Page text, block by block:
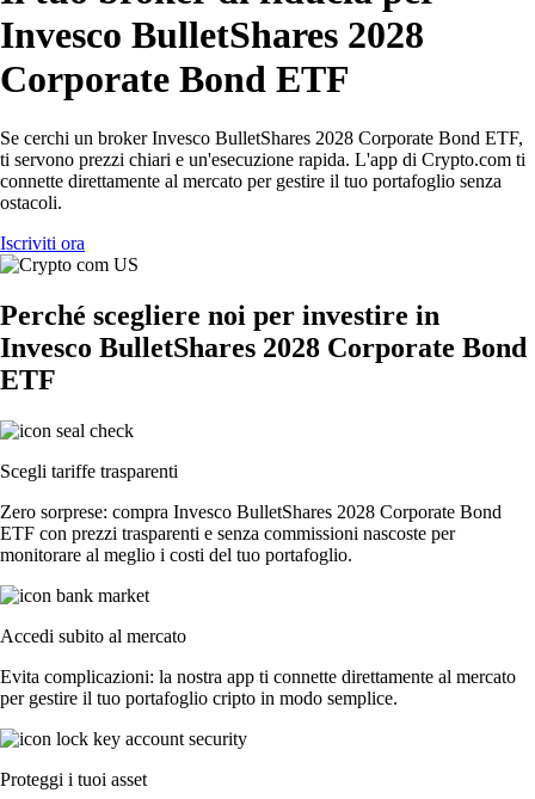
Invesco BulletShares 2028
Corporate Bond ETF
Se cerchi un broker Invesco BulletShares 2028 Corporate Bond ETF,
ti servono prezzi chiari e un'esecuzione rapida. L'app di Crypto.com ti
connette direttamente al mercato per gestire il tuo portafoglio senza
ostacoli.
Iscriviti ora
Perché scegliere noi per investire in
Invesco BulletShares 2028 Corporate Bond
ETF
Scegli tariffe trasparenti
Zero sorprese: compra Invesco BulletShares 2028 Corporate Bond
ETF con prezzi trasparenti e senza commissioni nascoste per
monitorare al meglio i costi del tuo portafoglio.
Accedi subito al mercato
Evita complicazioni: la nostra app ti connette direttamente al mercato
per gestire il tuo portafoglio cripto in modo semplice.
Proteggi i tuoi asset